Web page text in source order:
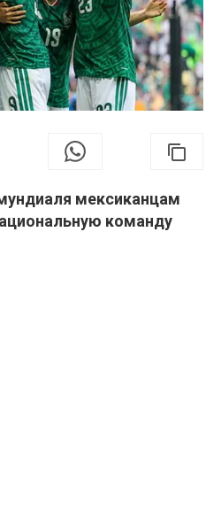
мексиканцам
команду